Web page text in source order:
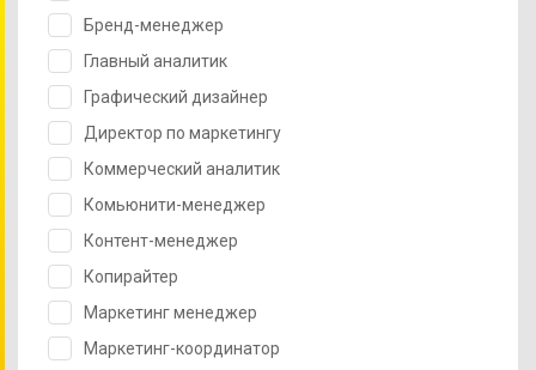
Бренд-менеджер
Главный аналитик
Графический дизайнер
Директор по маркетингу
Коммерческий аналитик
Комьюнити-менеджер
Контент-менеджер
Копирайтер
Маркетинг менеджер
Маркетинг-координатор